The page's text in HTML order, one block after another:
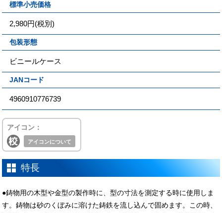
標準小売価格
2,980円(税別)
包装形態
ビニールケース
JANコード
4960910776739
アイコン：
アイコンについて
特長
●鋳物用の木型や金型の製作時に、型の寸法を測定する時に使用しま
す。鋳物は砂のくぼみに溶けた鋳鉄を流し込んで固めます。この時、